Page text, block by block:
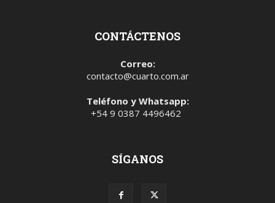
CONTÁCTENOS
Correo:
contacto@cuarto.com.ar
Teléfono y Whatsapp:
+54 9 0387 4496462
SÍGANOS